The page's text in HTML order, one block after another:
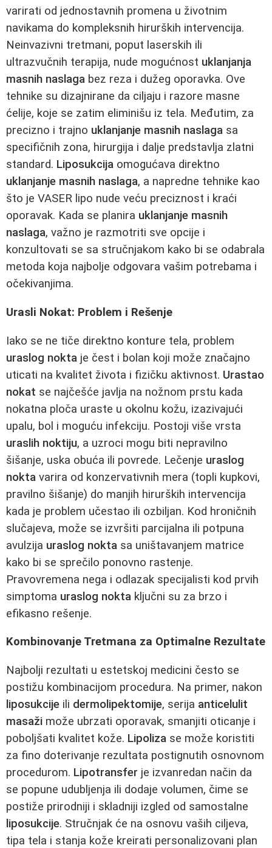
varirati od jednostavnih promena u životnim
navikama do kompleksnih hirurških intervencija.
Neinvazivni tretmani, poput laserskih ili
ultrazvučnih terapija, nude mogućnost uklanjanja
masnih naslaga bez reza i dužeg oporavka. Ove
tehnike su dizajnirane da ciljaju i razore masne
ćelije, koje se zatim eliminišu iz tela. Međutim, za
precizno i trajno uklanjanje masnih naslaga sa
specifičnih zona, hirurgija i dalje predstavlja zlatni
standard. Liposukcija omogućava direktno
uklanjanje masnih naslaga, a napredne tehnike kao
što je VASER lipo nude veću preciznost i kraći
oporavak. Kada se planira uklanjanje masnih
naslaga, važno je razmotriti sve opcije i
konzultovati se sa stručnjakom kako bi se odabrala
metoda koja najbolje odgovara vašim potrebama i
očekivanjima.
Urasli Nokat: Problem i Rešenje
Iako se ne tiče direktno konture tela, problem
uraslog nokta je čest i bolan koji može značajno
uticati na kvalitet života i fizičku aktivnost. Urastao
nokat se najčešće javlja na nožnom prstu kada
nokatna ploča uraste u okolnu kožu, izazivajući
upalu, bol i moguću infekciju. Postoji više vrsta
uraslih noktiju, a uzroci mogu biti nepravilno
šišanje, uska obuća ili povrede. Lečenje uraslog
nokta varira od konzervativnih mera (topli kupkovi,
pravilno šišanje) do manjih hirurških intervencija
kada je problem učestao ili ozbiljan. Kod hroničnih
slučajeva, može se izvršiti parcijalna ili potpuna
avulzija uraslog nokta sa uništavanjem matrice
kako bi se sprečilo ponovno rastenje.
Pravovremena nega i odlazak specijalisti kod prvih
simptoma uraslog nokta ključni su za brzo i
efikasno rešenje.
Kombinovanje Tretmana za Optimalne Rezultate
Najbolji rezultati u estetskoj medicini često se
postižu kombinacijom procedura. Na primer, nakon
liposukcije ili dermolipektomije, serija anticelulit
masaži može ubrzati oporavak, smanjiti oticanje i
poboljšati kvalitet kože. Lipoliza se može koristiti
za fino doterivanje rezultata postignutih osnovnom
procedurom. Lipotransfer je izvanredan način da
se popune udubljenja ili dodaje volumen, čime se
postiže prirodniji i skladniji izgled od samostalne
liposukcije. Stručnjak će na osnovu vaših ciljeva,
tipa tela i stanja kože kreirati personalizovani plan